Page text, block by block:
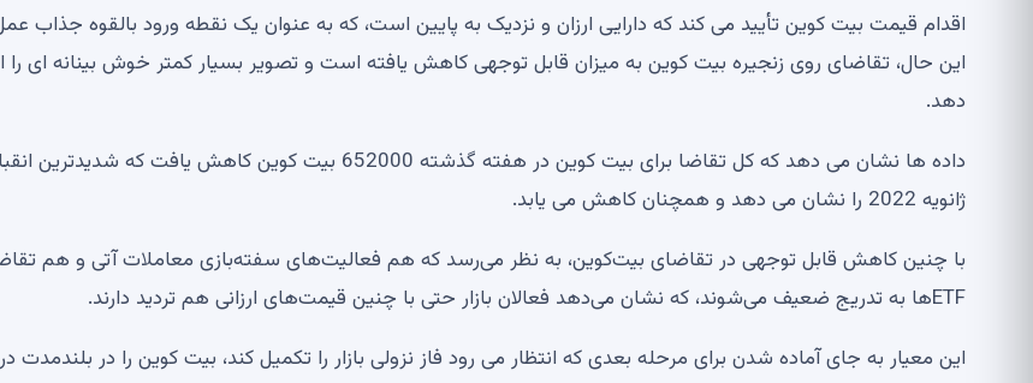
اقدام قیمت بیت کوین تأیید می کند که دارایی ارزان و نزدیک به پایین است، که به عنوان یک نقطه ورود بالقوه جذاب
این حال، تقاضای روی زنجیره بیت کوین به میزان قابل توجهی کاهش یافته است و تصویر بسیار کمتر خوش بینانه ای را
دهد.
داده ها نشان می دهد که کل تقاضا برای بیت کوین در هفته گذشته 652000 بیت کوین کاهش یافت که
ژانویه 2022 را نشان می دهد و همچنان کاهش می یابد.
با چنین کاهش قابل توجهی در تقاضای بیت‌کوین، به نظر می‌رسد که هم فعالیت‌های سفته‌بازی معاملات آتی و هم
ETF‌ها به تدریج ضعیف می‌شوند، که نشان می‌دهد فعالان بازار حتی با چنین قیمت‌های ارزانی هم تردید دارند.
این معیار به جای آماده شدن برای مرحله بعدی که انتظار می رود فاز نزولی بازار را تکمیل کند، بیت کوین را در بلندمدت